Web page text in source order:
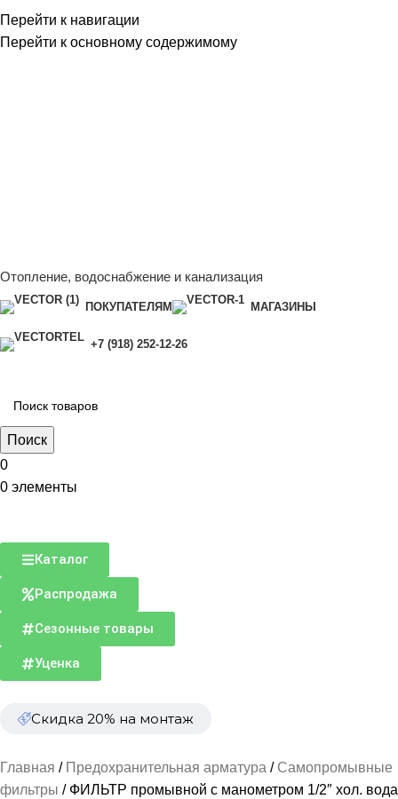
Перейти к навигации
Перейти к основному содержимому
Отопление, водоснабжение и канализация
ПОКУПАТЕЛЯМ МАГАЗИНЫ
+7 (918) 252-12-26
Поиск
0
0 элементы
Каталог
Распродажа
Сезонные товары
Уценка
Скидка 20% на монтаж
Главная Предохранительная арматура
Самопромывные
фильтры
ФИЛЬТР промывной с манометром 1/2″ хол. вода